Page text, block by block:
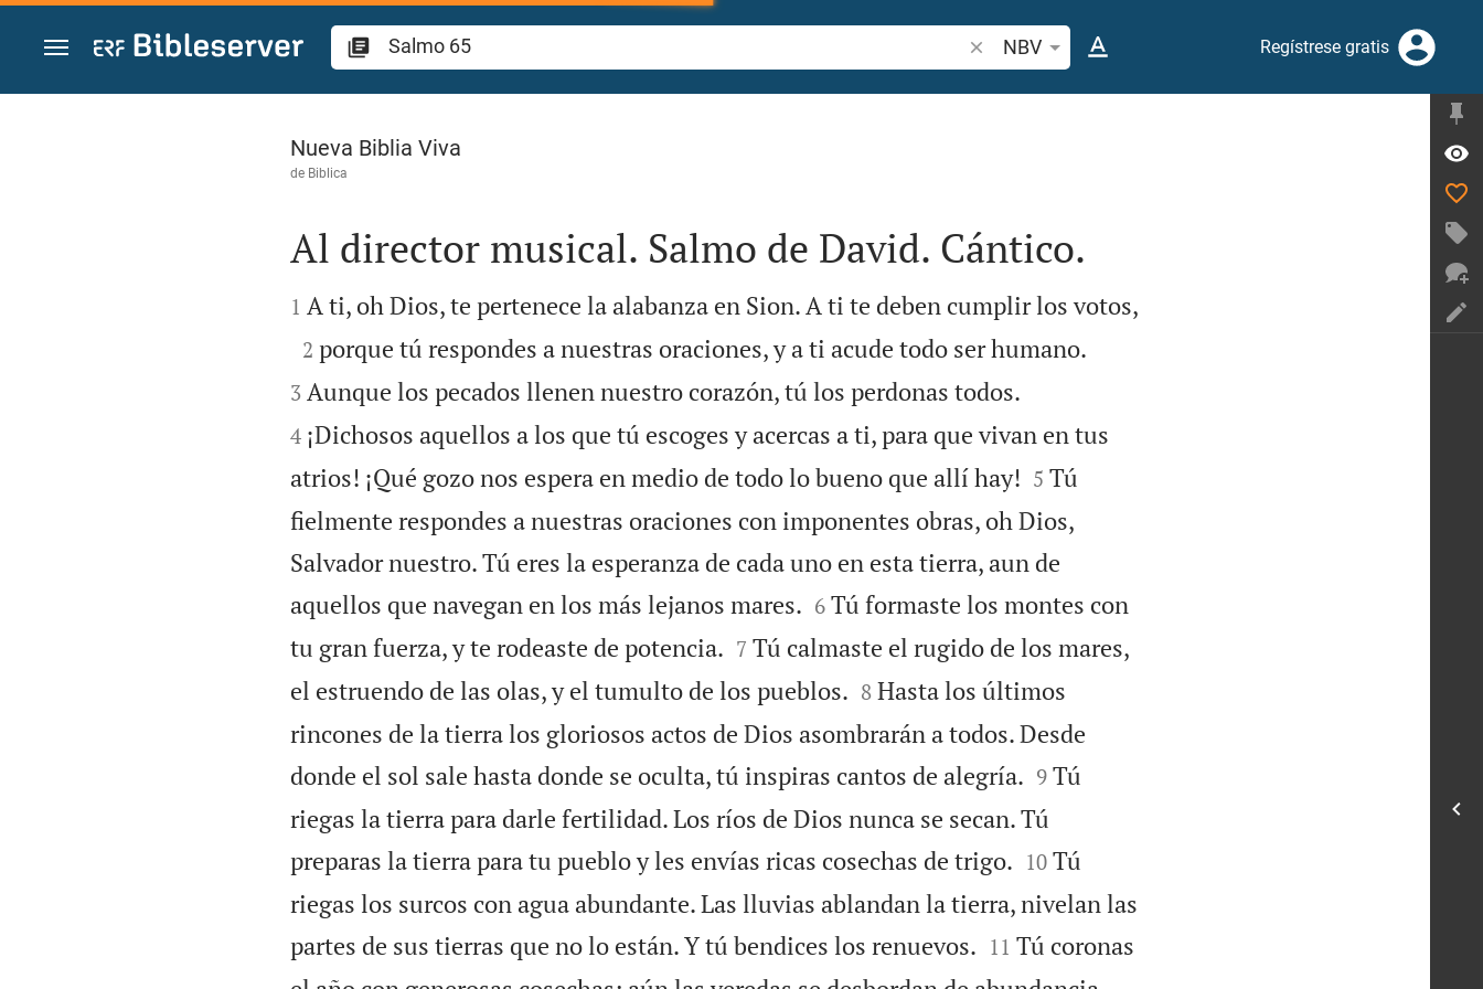
Ir a un contenido
Buscar versículo bíblico o palabra
NBV Regístrese gratis
Salmo 65
Nueva Biblia Viva
de Biblica

Al director musical. Salmo de David. Cántico.

1 A ti, oh Dios, te pertenece la alabanza en Sion. A ti te deben cumplir los votos,

2 porque tú respondes a nuestras oraciones, y a ti acude todo ser humano.
3 Aunque los pecados llenen nuestro corazón, tú los perdonas todos.
4 ¡Dichosos aquellos a los que tú escoges y acercas a ti, para que vivan en tus
atrios! ¡Qué gozo nos espera en medio de todo lo bueno que allí hay!
5 Tú
fielmente respondes a nuestras oraciones con imponentes obras, oh Dios,
Salvador nuestro. Tú eres la esperanza de cada uno en esta tierra, aun de
aquellos que navegan en los más lejanos mares.
6 Tú formaste los montes con
tu gran fuerza, y te rodeaste de potencia.
7 Tú calmaste el rugido de los mares,
el estruendo de las olas, y el tumulto de los pueblos.
8 Hasta los últimos
rincones de la tierra los gloriosos actos de Dios asombrarán a todos. Desde
donde el sol sale hasta donde se oculta, tú inspiras cantos de alegría.
9 Tú
riegas la tierra para darle fertilidad. Los ríos de Dios nunca se secan. Tú
preparas la tierra para tu pueblo y les envías ricas cosechas de trigo.
10 Tú
riegas los surcos con agua abundante. Las lluvias ablandan la tierra, nivelan las
partes de sus tierras que no lo están. Y tú bendices los renuevos.
11 Tú coronas